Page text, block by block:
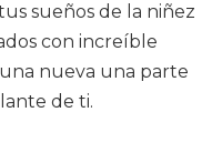
sueños de la niñez
con increíble
nueva una parte
de ti.